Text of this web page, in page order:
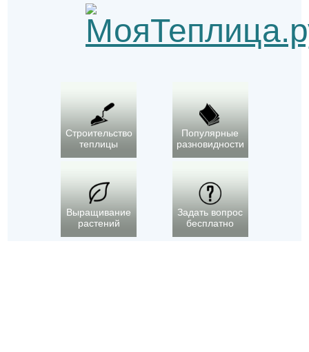
Строительство
теплицы
Популярные
разновидности
Выращивание
растений
Задать вопрос
бесплатно